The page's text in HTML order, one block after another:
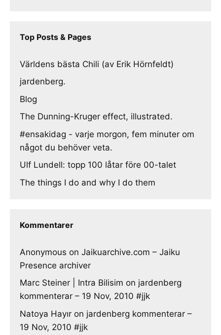
Top Posts & Pages
Världens bästa Chili (av Erik Hörnfeldt)
jardenberg.
Blog
The Dunning-Kruger effect, illustrated.
#ensakidag - varje morgon, fem minuter om
något du behöver veta.
Ulf Lundell: topp 100 låtar före 00-talet
The things I do and why I do them
Kommentarer
Anonymous on Jaikuarchive.com – Jaiku
Presence archiver
Marc Steiner | Intra Bilisim on jardenberg
kommenterar – 19 Nov, 2010 #jjk
Natoya Hayır on jardenberg kommenterar –
19 Nov, 2010 #jjk